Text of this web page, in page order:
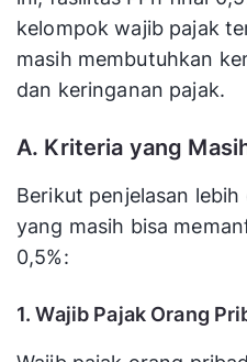
kelompok wajib pajak
masih membutuhkan
dan keringanan pajak.
A. Kriteria yang
Berikut penjelasan
yang masih bisa
0,5%:
1. Wajib Pajak Orang